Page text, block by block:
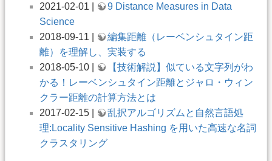
2021-02-01 |
9 Distance Measures in Data
Science
2018-09-11 |
編集距離（レーベンシュタイン距
離）を理解し、実装する
2018-05-10 |
【技術解説】似ている文字列がわ
かる！レーベンシュタイン距離とジャロ・ウィン
クラー距離の計算方法とは
2017-02-15 |
乱択アルゴリズムと自然言語処
理:Locality Sensitive Hashing を用いた高速な名詞
クラスタリング